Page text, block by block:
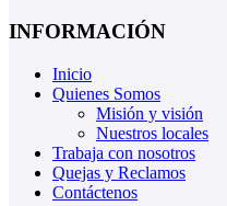
INFORMACIÓN
Inicio
Quienes Somos
Misión y visión
Nuestros locales
Trabaja con nosotros
Quejas y Reclamos
Contáctenos